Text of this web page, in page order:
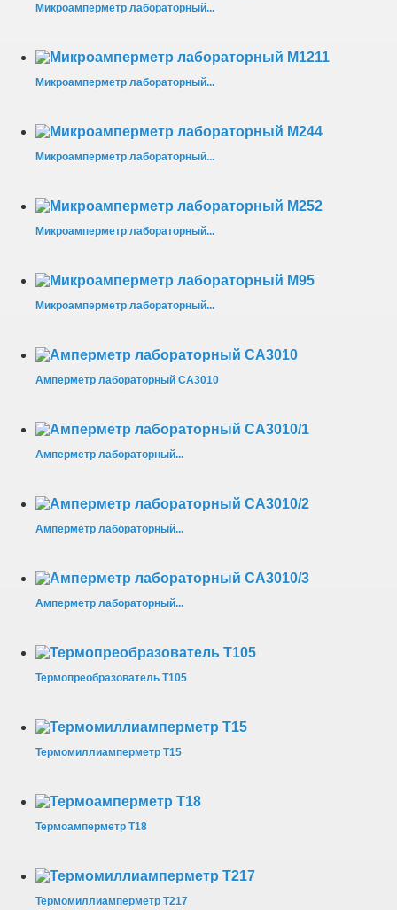
Микроамперметр лабораторный...
Микроамперметр лабораторный...
Микроамперметр лабораторный...
Микроамперметр лабораторный...
Микроамперметр лабораторный...
Амперметр лабораторный СА3010
Амперметр лабораторный...
Амперметр лабораторный...
Амперметр лабораторный...
Термопреобразователь Т105
Термомиллиамперметр Т15
Термоамперметр Т18
Термомиллиамперметр Т217